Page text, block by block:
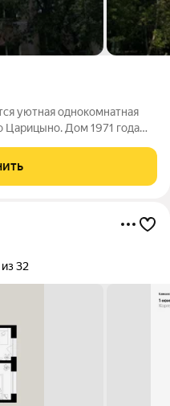
уютная однокомнатная
Царицыно. Дом 1971 года
2,6 кв м, коридор 5,5 кв
32